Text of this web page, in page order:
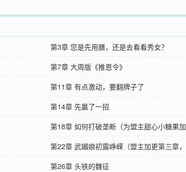
第3章 您是先用膳，还是去看看秀女？
第7章 大周版《推恩令》
第11章 有点激动，要翻牌子了
第14章 先赢了一招
第18章 如何打破垄断（为盟主甜心小糖果加
更）
第22章 武媚娘初露峥嵘（盟主加更第三章，
完毕）
第26章 头铁的魏征